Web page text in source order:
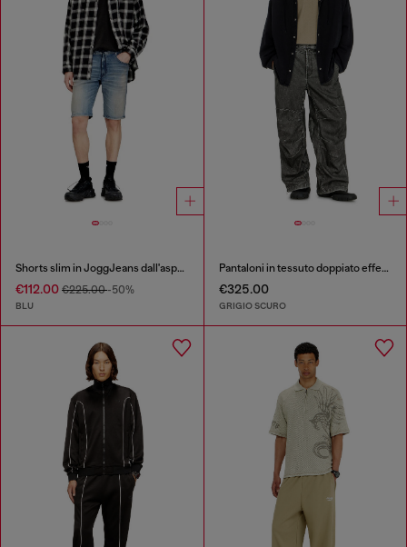
Shorts slim in JoggJeans dall'aspetto clean
€112.00 €225.00-50%
BLU
Pantaloni in tessuto doppiato effetto distressed
€325.00
GRIGIO SCURO